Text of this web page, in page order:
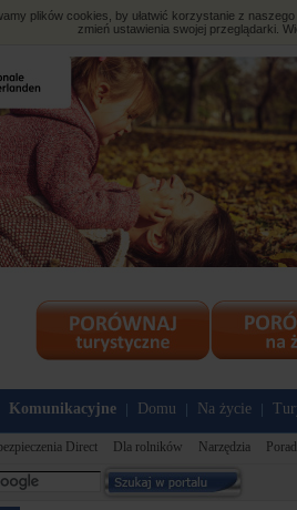
plików cookies, by ułatwić korzystanie z
zmień ustawienia swojej przeglądarki.
Komunikacyjne Domu Na życie
Direct Dla rolników Narzędzia